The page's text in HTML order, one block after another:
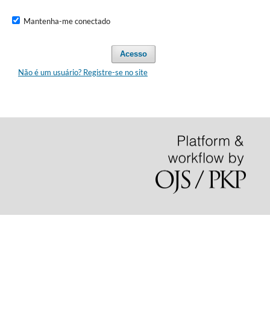
Mantenha-me conectado
Acesso
Não é um usuário? Registre-se no site